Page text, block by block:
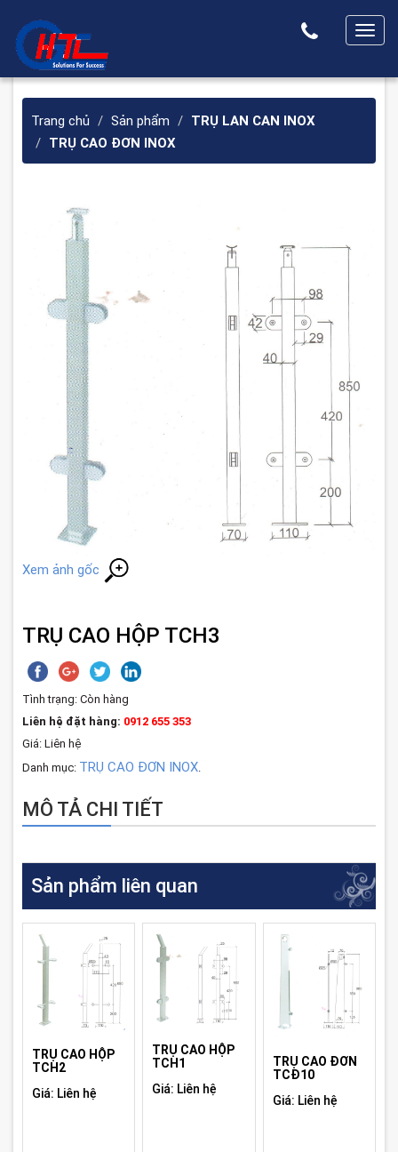
T
g
g
n
Trang chủ Sản phẩm
TRỤ LAN CAN INOX
TRỤ CAO ĐƠN INOX
Xem ảnh gốc
TRỤ CAO HỘP TCH3
Tình trạng: Còn hàng
Liên hệ đặt hàng: 0912 655 353
Giá: Liên hệ
Danh mục: TRỤ CAO ĐƠN INOX.
MÔ TẢ CHI TIẾT
Sản phẩm liên quan
TRỤ CAO HỘP
TCH2
Giá: Liên hệ
TRỤ CAO HỘP
TCH1
Giá: Liên hệ
TRỤ CAO ĐƠN
TCĐ10
Giá: Liên hệ